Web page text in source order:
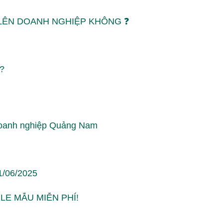
DOANH NGHIỆP KHÔNG ❓
nghiệp Quảng Nam
06/2025
MẪU MIỄN PHÍ!